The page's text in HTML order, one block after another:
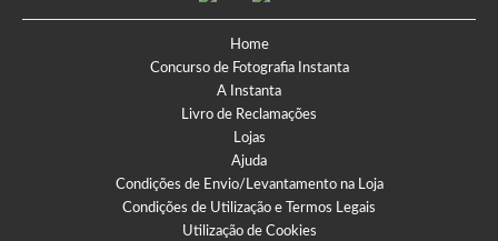
Home
Concurso de Fotografia Instanta
A Instanta
Livro de Reclamações
Lojas
Ajuda
Condições de Envio/Levantamento na Loja
Condições de Utilização e Termos Legais
Utilização de Cookies